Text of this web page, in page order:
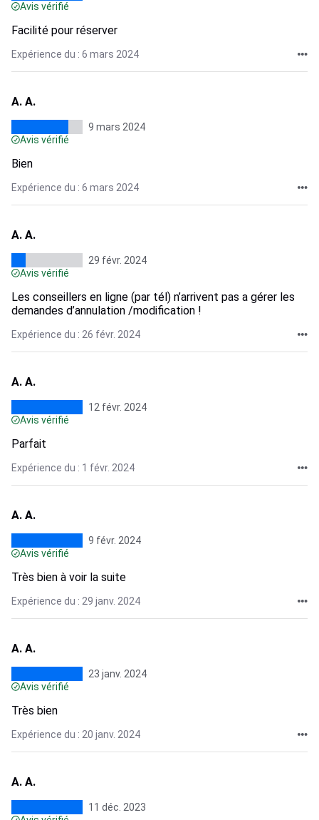
Avis vérifié
Facilité pour réserver
Expérience du : 6 mars 2024
A. A.
9 mars 2024
Avis vérifié
Bien
Expérience du : 6 mars 2024
A. A.
29 févr. 2024
Avis vérifié
Les conseillers en ligne (par tél) n’arrivent pas a gérer les
demandes d’annulation /modification !
Expérience du : 26 févr. 2024
A. A.
12 févr. 2024
Avis vérifié
Parfait
Expérience du : 1 févr. 2024
A. A.
9 févr. 2024
Avis vérifié
Très bien à voir la suite
Expérience du : 29 janv. 2024
A. A.
23 janv. 2024
Avis vérifié
Très bien
Expérience du : 20 janv. 2024
A. A.
11 déc. 2023